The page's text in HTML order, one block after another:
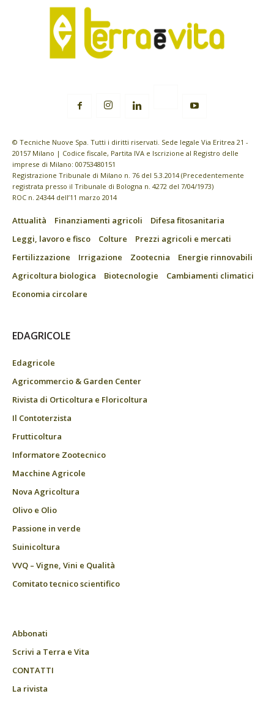
© Tecniche Nuove Spa. Tutti i diritti riservati. Sede legale Via Eritrea 21 -
20157 Milano | Codice fiscale, Partita IVA e Iscrizione al Registro delle
imprese di Milano: 00753480151
Registrazione Tribunale di Milano n. 76 del 5.3.2014 (Precedentemente
registrata presso il Tribunale di Bologna n. 4272 del 7/04/1973)
ROC n. 24344 dell’11 marzo 2014
Attualità Finanziamenti agricoli
Difesa fitosanitaria
Leggi, lavoro e fisco
Colture
Prezzi agricoli e mercati
Fertilizzazione
Irrigazione Zootecnia
Energie rinnovabili
Agricoltura biologica
Biotecnologie
Cambiamenti climatici
Economia circolare
EDAGRICOLE
Edagricole
Agricommercio & Garden Center
Rivista di Orticoltura e Floricoltura
Il Contoterzista
Frutticoltura
Informatore Zootecnico
Macchine Agricole
Nova Agricoltura
Olivo e Olio
Passione in verde
Suinicoltura
VVQ – Vigne, Vini e Qualità
Comitato tecnico scientifico
Abbonati
Scrivi a Terra e Vita
CONTATTI
La rivista